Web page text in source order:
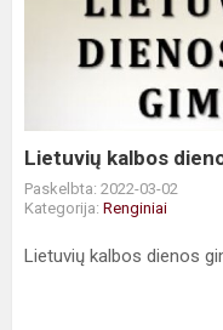
gimnazijos
bibliotekoje
Lietuvių kalbos
Paskelbta: 2022-03-02
Kategorija: Renginiai
Lietuvių kalbos dienos